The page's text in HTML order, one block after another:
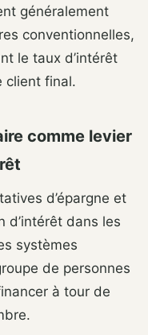
généralement
conventionnelles,
le taux d’intérêt
client final.
comme levier
d’épargne et
d’intérêt dans les
systèmes
de personnes
à tour de